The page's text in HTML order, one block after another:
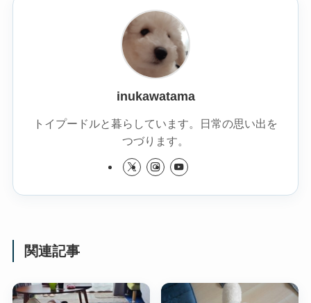
inukawatama
トイプードルと暮らしています。日常の思い出を
つづります。
関連記事